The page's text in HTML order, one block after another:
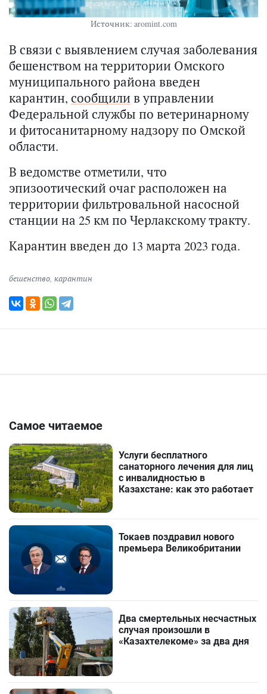
Источник: aromint.com
В связи с выявлением случая заболевания
бешенством на территории Омского
муниципального района введен
карантин, сообщили в управлении
Федеральной службы по ветеринарному
и фитосанитарному надзору по Омской
области.
В ведомстве отметили, что
эпизоотический очаг расположен на
территории фильтровальной насосной
станции на 25 км по Черлакскому тракту.
Карантин введен до 13 марта 2023 года.
бешенство карантин
Самое читаемое
Услуги бесплатного
санаторного лечения для лиц
с инвалидностью в
Казахстане: как это работает
Токаев поздравил нового
премьера Великобритании
Два смертельных несчастных
случая произошли в
«Казахтелекоме» за два дня